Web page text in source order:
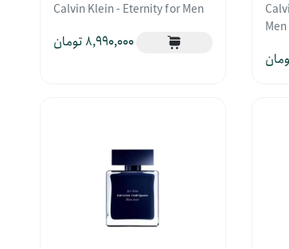
Men
Calvin Klein - Eternity for Men
8,990,000